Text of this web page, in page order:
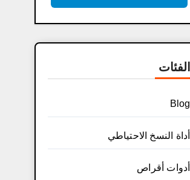
الفئات
Blog
أداة النسخ الاحتياطي
أدوات أقراص